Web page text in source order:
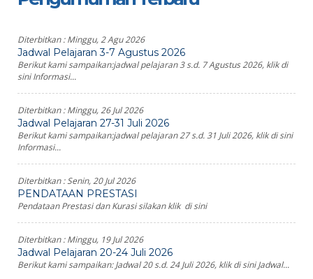
Diterbitkan :Minggu, 2 Agu 2026
Jadwal Pelajaran 3-7 Agustus 2026
Berikut kami sampaikan:jadwal pelajaran 3 s.d. 7 Agustus 2026, klik di
sini Informasi...
Diterbitkan :Minggu, 26 Jul 2026
Jadwal Pelajaran 27-31 Juli 2026
Berikut kami sampaikan:jadwal pelajaran 27 s.d. 31 Juli 2026, klik di sini
Informasi...
Diterbitkan :Senin, 20 Jul 2026
PENDATAAN PRESTASI
Pendataan Prestasi dan Kurasi silakan klik di sini
Diterbitkan :Minggu, 19 Jul 2026
Jadwal Pelajaran 20-24 Juli 2026
Berikut kami sampaikan: Jadwal 20 s.d. 24 Juli 2026, klik di sini Jadwal...